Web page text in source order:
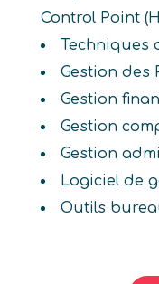
Control Point
Techniques
Gestion des
Gestion
Gestion
Gestion
Logiciel de
Outils